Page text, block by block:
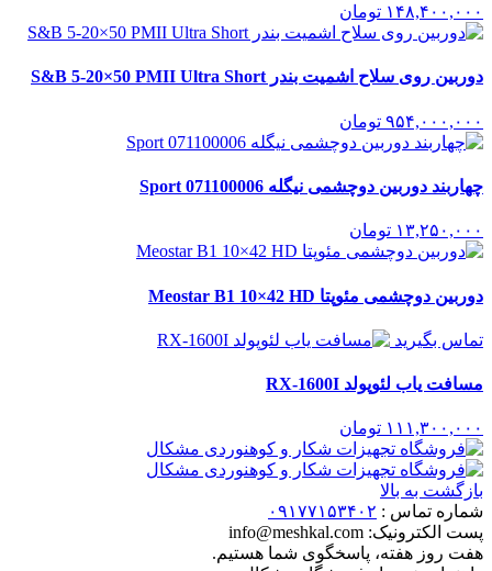
۱۴۸,۴۰۰,۰۰۰ تومان
دوربین روی سلاح اشمیت بندر S&B 5-20×50 PMII Ultra Short
۹۵۴,۰۰۰,۰۰۰ تومان
چهاربند دوربین دوچشمی نیگله Sport 071100006
۱۳,۲۵۰,۰۰۰ تومان
دوربین دوچشمی مئوپتا Meostar B1 10×42 HD
تماس بگیرید
مسافت یاب لئوپولد RX-1600I
۱۱۱,۳۰۰,۰۰۰ تومان
بازگشت به بالا
شماره تماس : ۰۹۱۷۷۱۵۳۴۰۲
پست الکترونیک: info@meshkal.com
هفت روز هفته، پاسخگوی شما هستیم.